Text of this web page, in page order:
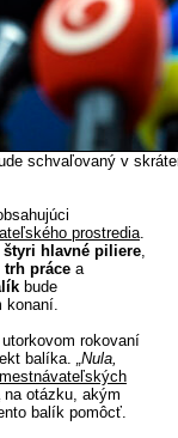
schvaľovaný v
prostredia.
hlavné piliere,
trh práce a
bude
konaní.
rokovaní
balíka. „Nula,
na otázku, akým
balík pomôcť.